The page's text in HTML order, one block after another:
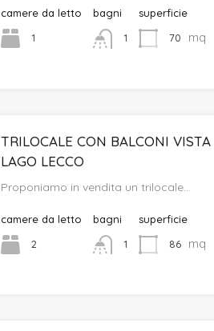
camere da letto
1
bagni
1
superficie
70
mq
TRILOCALE CON BALCONI VISTA
LAGO LECCO
Proponiamo in vendita un trilocale…
camere da letto
2
bagni
1
superficie
86
mq